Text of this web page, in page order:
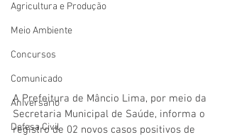
Agricultura e Produção
Meio Ambiente
Concursos
Comunicado
Aniversário
Defesa Civil
A Prefeitura de Mâncio Lima, por meio da
Secretaria Municipal de Saúde, informa o
registro de 02 novos casos positivos de